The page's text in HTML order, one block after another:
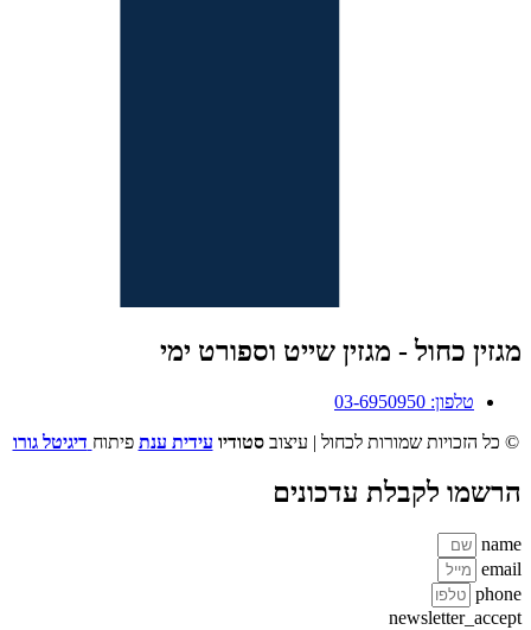
מגזין כחול - מגזין שייט וספורט ימי
טלפון: 03-6950950
© כל הזכויות שמורות לכחול | עיצובסטודיו עידית ענת פיתוח דיגיטל גורו
הרשמו לקבלת עדכונים
name
email
phone
newsletter_accept